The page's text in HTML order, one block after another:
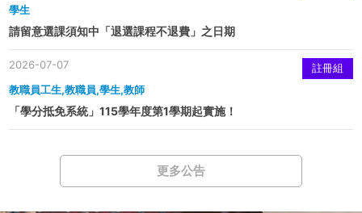
學生
請留意選課須知中「退選課程不退費」之日期
註冊組
教職員工生,教職員,學生,教師
2026-07-07
「學分抵免系統」115學年度第1學期起實施！
更多公告